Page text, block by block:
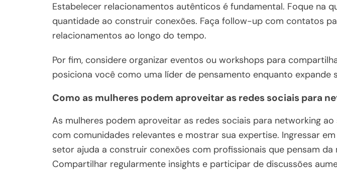
Estabelecer relacionamentos autênticos é fundamental. Foque na
quantidade ao construir conexões. Faça follow-up com contatos
relacionamentos ao longo do tempo.
Por fim, considere organizar eventos ou workshops para
posiciona você como uma líder de pensamento enquanto expande
Como as mulheres podem aproveitar as redes sociais para
As mulheres podem aproveitar as redes sociais para networking
com comunidades relevantes e mostrar sua expertise. Ingressar
setor ajuda a construir conexões com profissionais que pensam da
Compartilhar regularmente insights e participar de discussões